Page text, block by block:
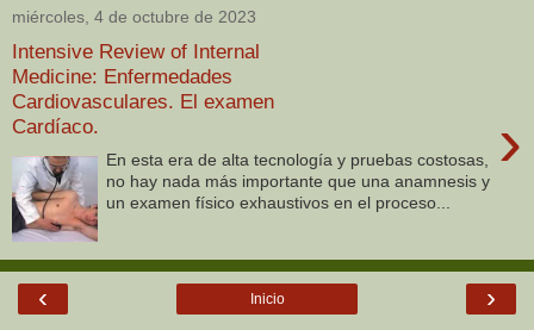
miércoles, 4 de octubre de 2023
Intensive Review of Internal
Medicine: Enfermedades
Cardiovasculares. El examen
Cardíaco.
›
En esta era de alta tecnología y pruebas costosas,
no hay nada más importante que una anamnesis y
un examen físico exhaustivos en el proceso...
‹ ›
Inicio